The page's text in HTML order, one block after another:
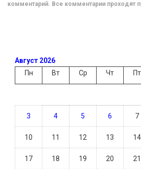
комментарий. Все комментарии проходят
Август 2026
Пн
Вт Ср Чт Пт
3 4 5 6 7
10 11 12 13 14
17 18 19 20 21